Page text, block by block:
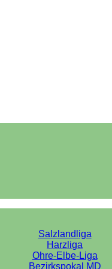
Salzlandliga
Harzliga
Ohre-Elbe-Liga
Bezirkspokal MD